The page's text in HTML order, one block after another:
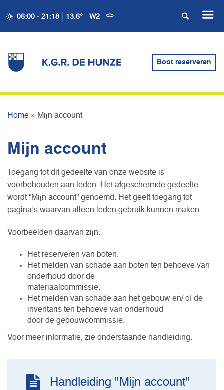
06:00 - 21:18 13.6° W2
Boot reserveren
Home » Mijn account
Mijn account
Toegang tot dit gedeelte van onze website is
voorbehouden aan leden. Het afgeschermde gedeelte
wordt “Mijn account” genoemd. Het geeft toegang tot
pagina’s waarvan alleen leden gebruik kunnen maken.
Voorbeelden daarvan zijn:
Het reserveren van boten.
Het melden van schade aan boten ten behoeve van
onderhoud door de
materiaalcommissie.
Het melden van schade aan het gebouw en/ of de
inventaris ten behoeve van onderhoud
door de gebouwcommissie.
Voor meer informatie, zie onderstaande handleiding.
Handleiding "Mijn account"